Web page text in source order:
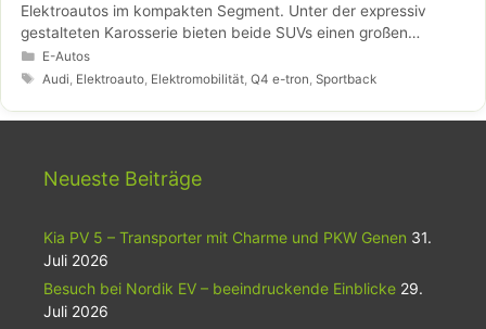
Elektroautos im kompakten Segment. Unter der expressiv
gestalteten Karosserie bieten beide SUVs einen großen
Innenraum, eine hohe Alltagstauglichkeit und eine starke Lade-
und Fahrperformance.
Kategorien
E-Autos
Schlagwörter
Audi, Elektroauto, Elektromobilität,Q4 e-tron,Sportback
Neueste Beiträge
Kia PV 5 – Transporter mit Charme und PKW Genen 31.
Juli 2026
Besuch bei Nordik EV – beeindruckende Einblicke 29.
Juli 2026